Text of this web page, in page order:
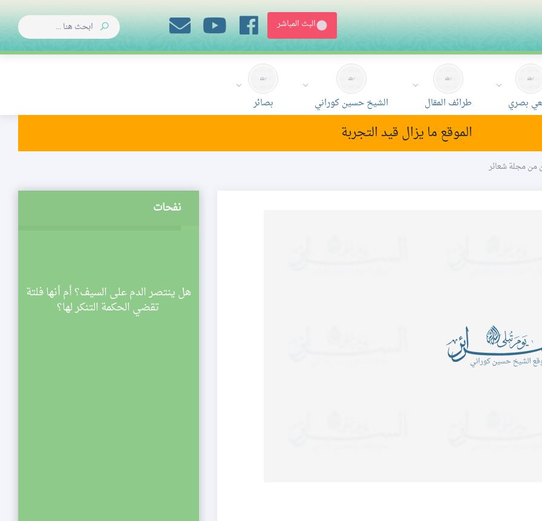
البث المباشر
بصري طرائف المقال الشيخ حسين كوراني بصائر
الموقع ما يزال قيد التجربة
من مجلة شعائر
نفحات
الرَّجبيـــــــــــــــــــــــــــــــــــــــــــــــــــــــــــــــــــــون؟
في شهر رجب قراءة سورة
التوحيد عشرة آلا مرة..
هل ينتصر الدم على السيف؟ أم أنها فلتة
تقضي الحكمة التنكر لها؟